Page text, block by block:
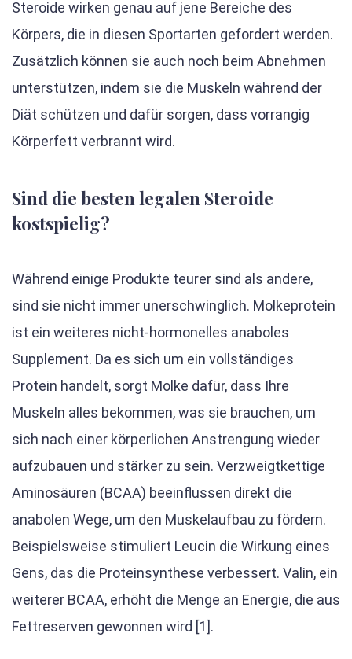
Steroide wirken genau auf jene Bereiche des
Körpers, die in diesen Sportarten gefordert werden.
Zusätzlich können sie auch noch beim Abnehmen
unterstützen, indem sie die Muskeln während der
Diät schützen und dafür sorgen, dass vorrangig
Körperfett verbrannt wird.
Sind die besten legalen Steroide
kostspielig?
Während einige Produkte teurer sind als andere,
sind sie nicht immer unerschwinglich. Molkeprotein
ist ein weiteres nicht-hormonelles anaboles
Supplement. Da es sich um ein vollständiges
Protein handelt, sorgt Molke dafür, dass Ihre
Muskeln alles bekommen, was sie brauchen, um
sich nach einer körperlichen Anstrengung wieder
aufzubauen und stärker zu sein. Verzweigtkettige
Aminosäuren (BCAA) beeinflussen direkt die
anabolen Wege, um den Muskelaufbau zu fördern.
Beispielsweise stimuliert Leucin die Wirkung eines
Gens, das die Proteinsynthese verbessert. Valin, ein
weiterer BCAA, erhöht die Menge an Energie, die aus
Fettreserven gewonnen wird [1].